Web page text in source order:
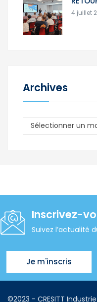
4 juillet
Archives
Archives
Sélectionner un
Inscrivez-
Suivez l’actualité
Je m'inscris
©2023 - CRESITT Industrie